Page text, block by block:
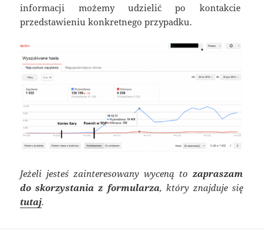
informacji możemy udzielić po kontakcie
przedstawieniu konkretnego przypadku.
Jeżeli jesteś zainteresowany wyceną to zapraszam
do skorzystania z formularza, który znajduje się
tutaj.